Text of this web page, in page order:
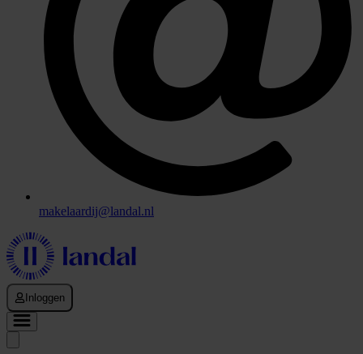
makelaardij@landal.nl
Inloggen